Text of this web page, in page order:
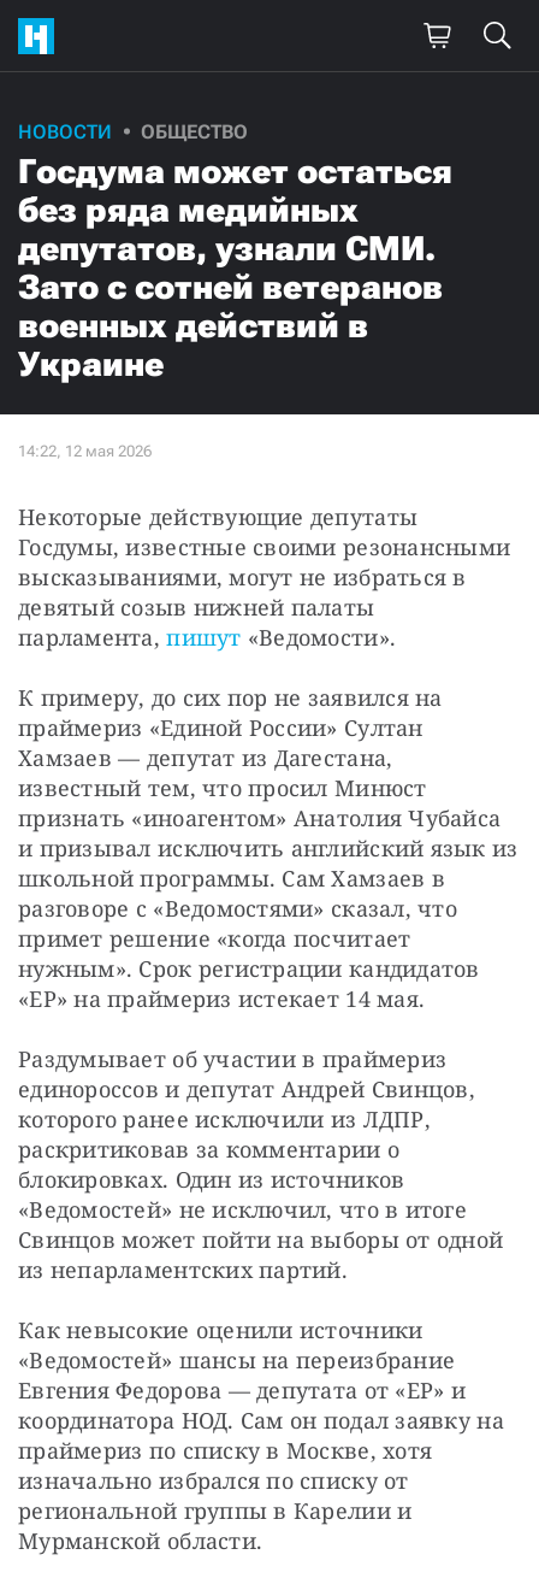
НОВОСТИ ОБЩЕСТВО
Госдума может остаться
без ряда медийных
депутатов, узнали СМИ.
Зато с сотней ветеранов
военных действий в
Украине
Некоторые действующие депутаты
Госдумы, известные своими резонансными
высказываниями, могут не избраться в
девятый созыв нижней палаты
парламента, пишут «Ведомости».
К примеру, до сих пор не заявился на
праймериз «Единой России» Султан
Хамзаев — депутат из Дагестана,
известный тем, что просил Минюст
признать «иноагентом» Анатолия Чубайса
и призывал исключить английский язык из
школьной программы. Сам Хамзаев в
разговоре с «Ведомостями» сказал, что
примет решение «когда посчитает
нужным». Срок регистрации кандидатов
«ЕР» на праймериз истекает 14 мая.
Раздумывает об участии в праймериз
единороссов и депутат Андрей Свинцов,
которого ранее исключили из ЛДПР,
раскритиковав за комментарии о
блокировках. Один из источников
«Ведомостей» не исключил, что в итоге
Свинцов может пойти на выборы от одной
из непарламентских партий.
Как невысокие оценили источники
«Ведомостей» шансы на переизбрание
Евгения Федорова — депутата от «ЕР» и
координатора НОД. Сам он подал заявку на
праймериз по списку в Москве, хотя
изначально избрался по списку от
региональной группы в Карелии и
Мурманской области.